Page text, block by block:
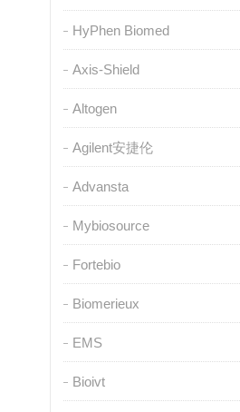
HyPhen Biomed
Axis-Shield
Altogen
Agilent安捷伦
Advansta
Mybiosource
Fortebio
Biomerieux
EMS
Bioivt